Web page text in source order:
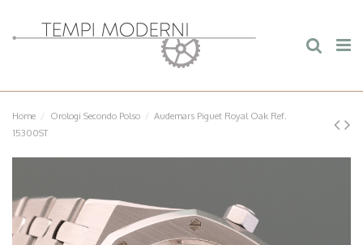
Home Orologi Secondo Polso
Audemars Piguet Royal Oak Ref.
15300ST